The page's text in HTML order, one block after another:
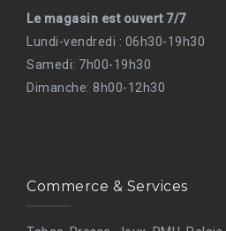
Le magasin est ouvert 7/7
Lundi-vendredi : 06h30-19h30
Samedi: 7h00-19h30
Dimanche: 8h00-12h30
Commerce & Services